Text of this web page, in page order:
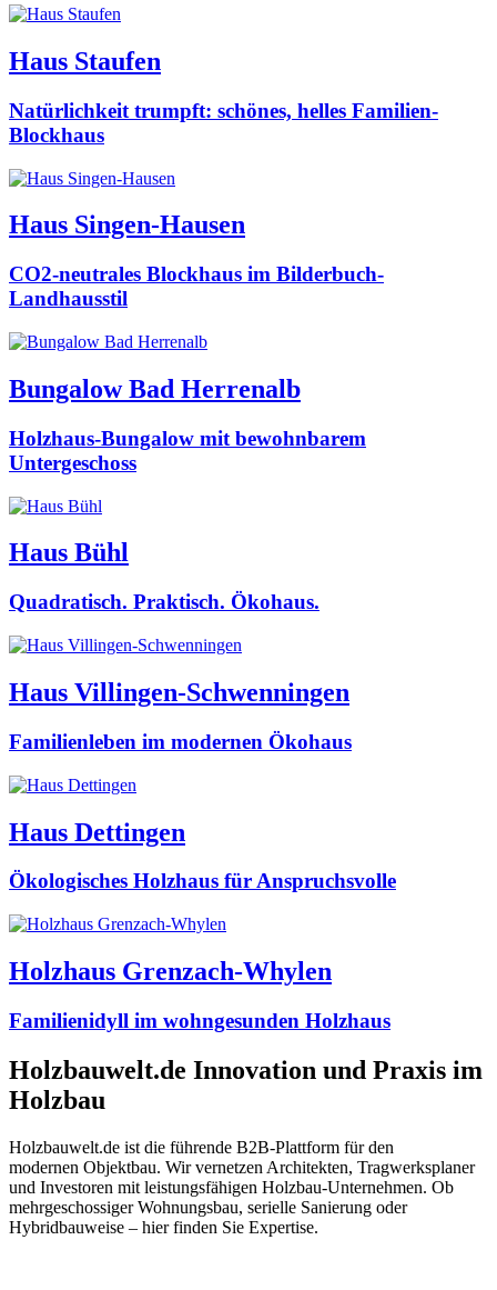
Haus Staufen
Natürlichkeit trumpft: schönes, helles Familien-
Blockhaus
Haus Singen-Hausen
CO2-neutrales Blockhaus im Bilderbuch-
Landhausstil
Bungalow Bad Herrenalb
Holzhaus-Bungalow mit bewohnbarem
Untergeschoss
Haus Bühl
Quadratisch. Praktisch. Ökohaus.
Haus Villingen-Schwenningen
Familienleben im modernen Ökohaus
Haus Dettingen
Ökologisches Holzhaus für Anspruchsvolle
Holzhaus Grenzach-Whylen
Familienidyll im wohngesunden Holzhaus
Holzbauwelt.de Innovation und Praxis im
Holzbau
Holzbauwelt.de ist die führende B2B-Plattform für den
modernen Objektbau. Wir vernetzen Architekten, Tragwerksplaner
und Investoren mit leistungsfähigen Holzbau-Unternehmen. Ob
mehrgeschossiger Wohnungsbau, serielle Sanierung oder
Hybridbauweise – hier finden Sie Expertise.